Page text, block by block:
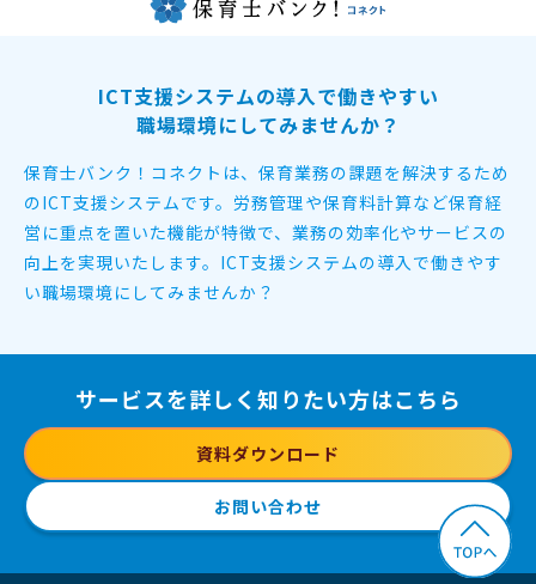
ICT支援システムの導入で働きやすい
職場環境にしてみませんか？
保育士バンク！コネクトは、保育業務の課題を解決するため
のICT支援システムです。 労務管理や保育料計算など保育経
営に重点を置いた機能が特徴で、 業務の効率化やサービスの
向上を実現いたします。 ICT支援システムの導入で働きやす
い職場環境にしてみませんか？
サービスを詳しく知りたい方はこちら
資料ダウンロード
お問い合わせ